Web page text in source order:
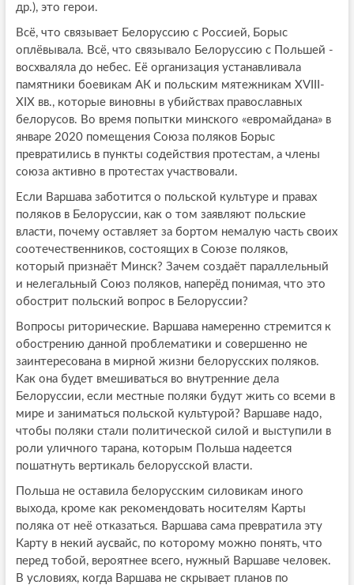
др.), это герои.
Всё, что связывает Белоруссию с Россией, Борыс
оплёвывала. Всё, что связывало Белоруссию с Польшей -
восхваляла до небес. Её организация устанавливала
памятники боевикам АК и польским мятежникам XVIII-
XIX вв., которые виновны в убийствах православных
белорусов. Во время попытки минского «евромайдана» в
январе 2020 помещения Союза поляков Борыс
превратились в пункты содействия протестам, а члены
союза активно в протестах участвовали.
Если Варшава заботится о польской культуре и правах
поляков в Белоруссии, как о том заявляют польские
власти, почему оставляет за бортом немалую часть своих
соотечественников, состоящих в Союзе поляков,
который признаёт Минск? Зачем создаёт параллельный
и нелегальный Союз поляков, наперёд понимая, что это
обострит польский вопрос в Белоруссии?
Вопросы риторические. Варшава намеренно стремится к
обострению данной проблематики и совершенно не
заинтересована в мирной жизни белорусских поляков.
Как она будет вмешиваться во внутренние дела
Белоруссии, если местные поляки будут жить со всеми в
мире и заниматься польской культурой? Варшаве надо,
чтобы поляки стали политической силой и выступили в
роли уличного тарана, которым Польша надеется
пошатнуть вертикаль белорусской власти.
Польша не оставила белорусским силовикам иного
выхода, кроме как рекомендовать носителям Карты
поляка от неё отказаться. Варшава сама превратила эту
Карту в некий аусвайс, по которому можно понять, что
перед тобой, вероятнее всего, нужный Варшаве человек.
В условиях, когда Варшава не скрывает планов по